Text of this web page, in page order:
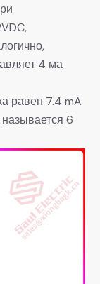
4 ма
равен 7.4 mA
6